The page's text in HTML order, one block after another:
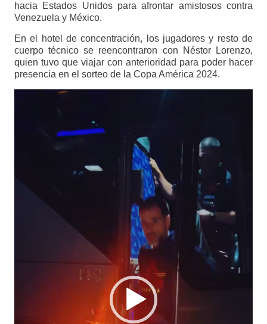
hacia Estados Unidos para afrontar amistosos contra
Venezuela y México.
En el hotel de concentración, los jugadores y resto de
cuerpo técnico se reencontraron con Néstor Lorenzo,
quien tuvo que viajar con anterioridad para poder hacer
presencia en el sorteo de la Copa América 2024.
Reproductor